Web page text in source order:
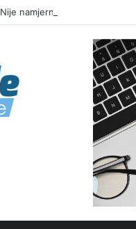
Nije namjerno: Zaboravio ženu